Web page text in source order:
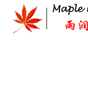
content